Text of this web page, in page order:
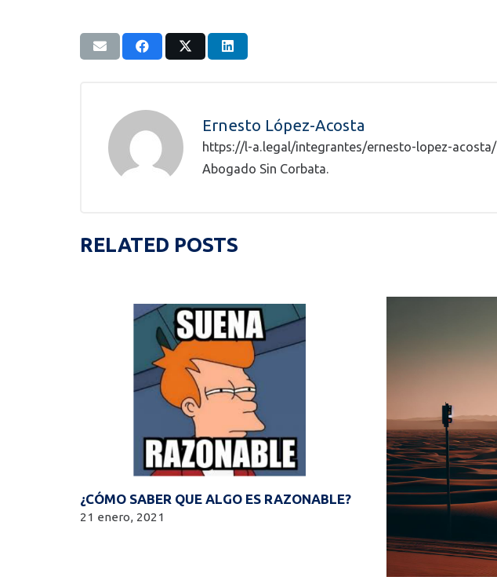
Ernesto López-Acosta
https://l-a.legal/integrantes/ernesto-lopez-acosta/
Abogado Sin Corbata.
RELATED POSTS
¿CÓMO SABER QUE ALGO ES RAZONABLE?
21 enero, 2021